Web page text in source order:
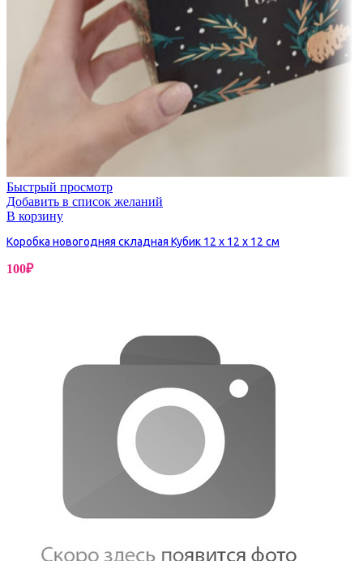
Быстрый просмотр
Добавить в список желаний
В корзину
Коробка новогодняя складная Кубик 12 х 12 х 12 см
100₽